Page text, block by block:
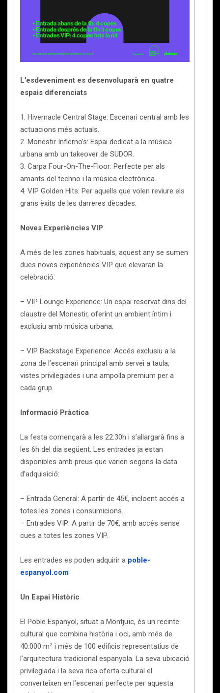
L’esdeveniment es desenvoluparà en quatre
espais diferenciats
1. Hivernacle Central Stage: Escenari central amb les
actuacions més actuals.
2. Monestir Infierno’s: Espai dedicat a la música
urbana amb un takeover de SUDOR.
3. Carpa Four-On-The-Floor: Perfecte per als
amants del techno i la música electrònica.
4. VIP Golden Hits: Per aquells que volen reviure els
grans èxits de les darreres dècades.
Noves Experiències VIP
A més de les zones habituals, aquest any se sumen
dues noves experiències VIP que elevaran la
celebració:
– VIP Lounge Experience: Un espai reservat dins del
claustre del Monestir, oferint un ambient íntim i
exclusiu amb música urbana.
– VIP Backstage Experience: Accés exclusiu a la
zona de l’escenari principal amb servei a taula,
vistes privilegiades i una ampolla premium per a
cada grup.
Informació Pràctica
La festa començarà a les 22:30h i s’allargarà fins a
les 6h del dia següent. Les entrades ja estan
disponibles amb preus que varien segons la data
d’adquisició:
– Entrada General: A partir de 45€, incloent accés a
totes les zones i consumicions.
– Entrades VIP: A partir de 70€, amb accés sense
cues a totes les zones VIP.
Les entrades es poden adquirir a poble-
espanyol.com
Un Espai Històric
El Poble Espanyol, situat a Montjuïc, és un recinte
cultural que combina història i oci, amb més de
40.000 m² i més de 100 edificis representatius de
l’arquitectura tradicional espanyola. La seva ubicació
privilegiada i la seva rica oferta cultural el
converteixen en l’escenari perfecte per aquesta